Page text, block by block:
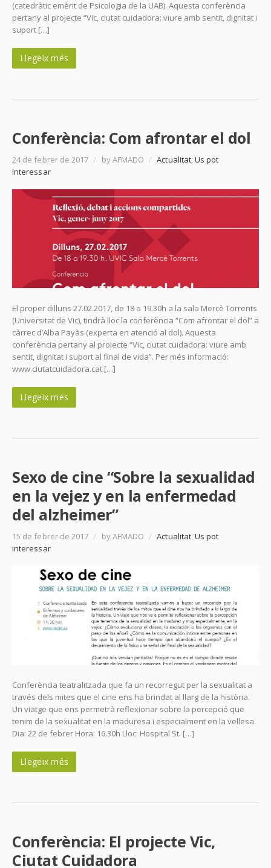
(catedràtic emèrit de Psicologia de la UAB). Aquesta conferència
pertany al projecte “Vic, ciutat cuidadora: viure amb sentit, dignitat i
suport […]
Llegeix més
Conferència: Com afrontar el dol
24 de febrer de 2017 / by AFMADO / Actualitat,Us pot
interessar
El proper dilluns 27.02.2017, de 18 a 19.30h a la sala Mercè Torrents
(Universitat de Vic), tindrà lloc la conferència “Com afrontar el dol” a
càrrec d’Alba Payàs (experta en atenció al dol). Aquesta
conferència pertany al projecte “Vic, ciutat cuidadora: viure amb
sentit, dignitat i suport al final de vida”. Per més informació:
www.ciutatcuidadora.cat […]
Llegeix més
Sexo de cine “Sobre la sexualidad
en la vejez y en la enfermedad
del alzheimer”
15 de febrer de 2017 / by AFMADO / Actualitat,Us pot
interessar
Conferència teatralitzada que fa un recorregut per la sexualitat a
través dels mites que el cine ens ha brindat al llarg de la història.
Un viatge que ens permetrà reflexionar sobre la percepció que
tenim de la sexualitat en la maduresa i especialment en la vellesa.
Dia: 22 de febrer Hora: 16.30h Lloc: Hospital St. […]
Llegeix més
Conferència: El projecte Vic,
Ciutat Cuidadora